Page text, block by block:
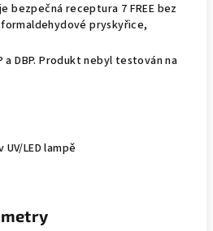
bezpečná receptura 7 FREE bez
pryskyřice,
DBP. Produkt nebyl testován na
LED lampě